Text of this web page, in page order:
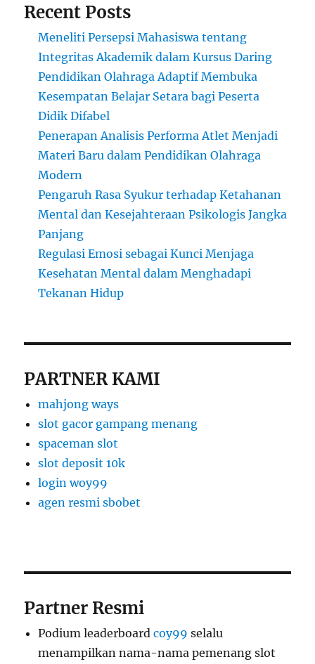
Recent Posts
Meneliti Persepsi Mahasiswa tentang
Integritas Akademik dalam Kursus Daring
Pendidikan Olahraga Adaptif Membuka
Kesempatan Belajar Setara bagi Peserta
Didik Difabel
Penerapan Analisis Performa Atlet Menjadi
Materi Baru dalam Pendidikan Olahraga
Modern
Pengaruh Rasa Syukur terhadap Ketahanan
Mental dan Kesejahteraan Psikologis Jangka
Panjang
Regulasi Emosi sebagai Kunci Menjaga
Kesehatan Mental dalam Menghadapi
Tekanan Hidup
PARTNER KAMI
mahjong ways
slot gacor gampang menang
spaceman slot
slot deposit 10k
login woy99
agen resmi sbobet
Partner Resmi
Podium leaderboardcoy99 selalu
menampilkan nama-nama pemenang slot